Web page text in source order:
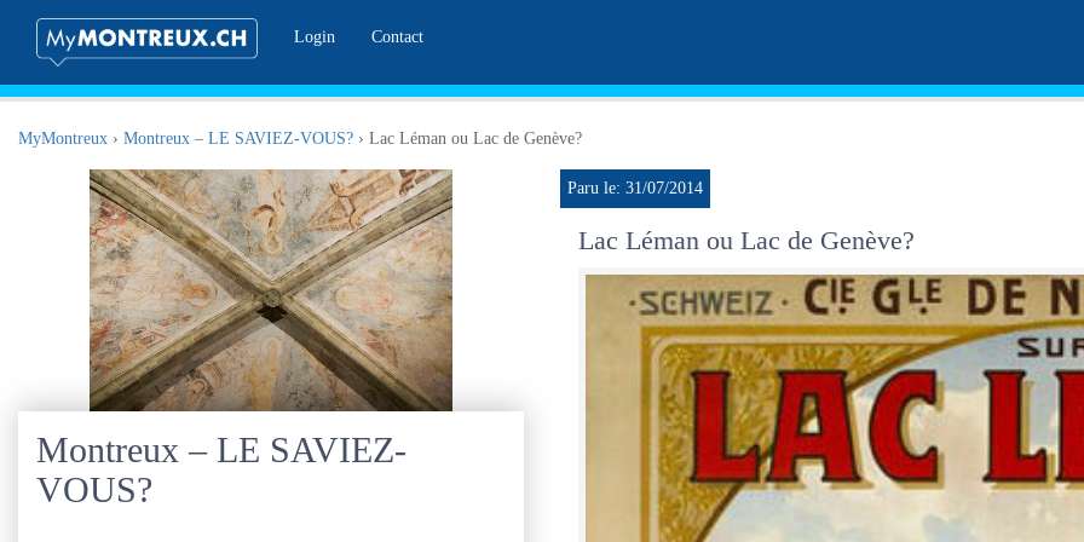
Login
Contact
MyMontreux › Montreux – LE SAVIEZ-VOUS? › Lac Léman ou Lac de Genève?
Montreux – LE SAVIEZ-
VOUS?
Paru le: 31/07/2014
Lac Léman ou Lac de Genève?